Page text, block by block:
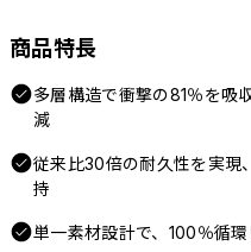
商品特長
多層構造で衝撃の81％を吸
減
従来比30倍の耐久性を実現
持
単一素材設計で、100％循